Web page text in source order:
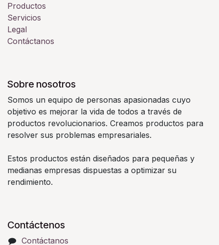
Productos
Servicios
Legal
Contáctanos
Sobre nosotros
Somos un equipo de personas apasionadas cuyo
objetivo es mejorar la vida de todos a través de
productos revolucionarios. Creamos productos para
resolver sus problemas empresariales.
Estos productos están diseñados para pequeñas y
medianas empresas dispuestas a optimizar su
rendimiento.
Contáctenos
Contáctanos